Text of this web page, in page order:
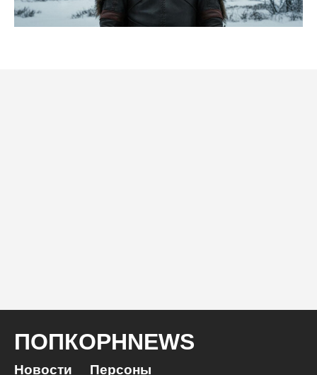
ПОПКОРНNEWS
Новости Персоны